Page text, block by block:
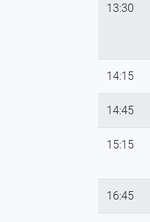
13:30
14:15
14:45
15:15
16:45